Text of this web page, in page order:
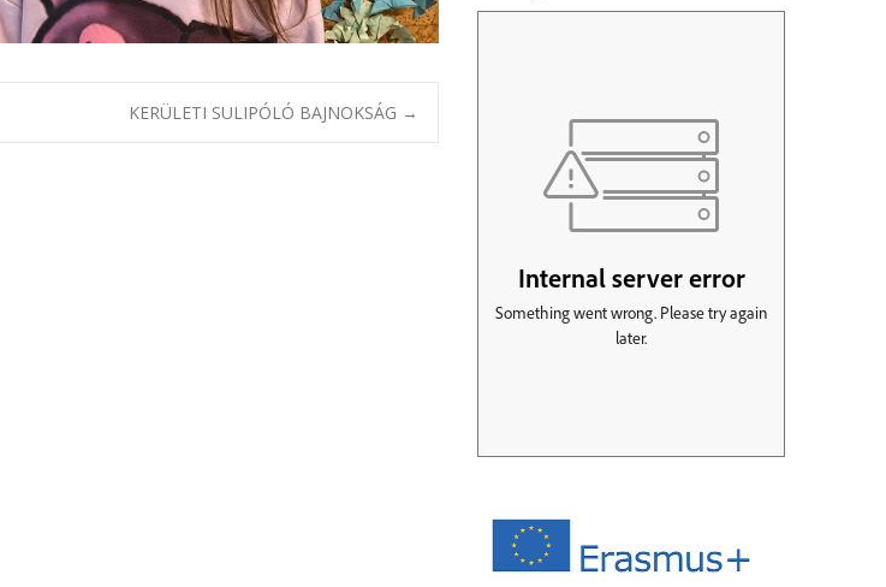
KERÜLETI SULIPÓLÓ BAJNOKSÁG →